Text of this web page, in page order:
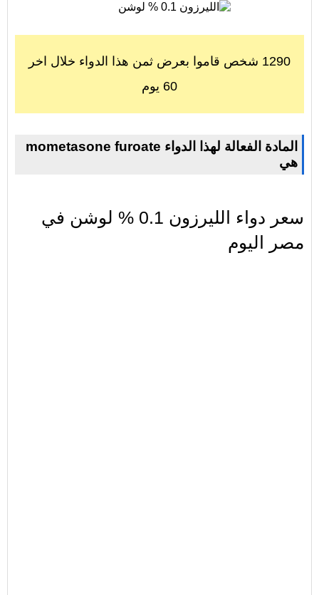
1290 شخص قاموا بعرض ثمن هذا الدواء خلال اخر
60 يوم
mometasone furoate المادة الفعالة لهذا الدواء
هي
سعر دواء الليرزون 0.1 % لوشن في
مصر اليوم